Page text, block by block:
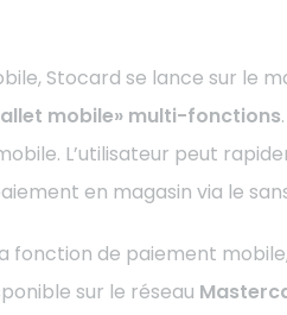
Stocard se lance sur le
mobile» multi-fonctions.
L’utilisateur peut
en magasin via le
fonction de paiement
sur le réseau